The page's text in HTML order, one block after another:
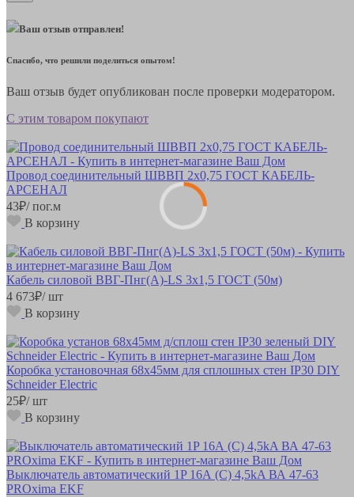
Ваш отзыв отправлен!
Спасибо, что решили поделиться опытом!
Ваш отзыв будет опубликован после проверки модератором.
С этим товаром покупают
Провод соединительный ШВВП 2х0,75 ГОСТ КАБЕЛЬ-
АРСЕНАЛ
43₽/ пог.м
В корзину
Кабель силовой ВВГ-Пнг(А)-LS 3х1,5 ГОСТ (50м)
4 673₽/ шт
В корзину
Коробка установочная 68х45мм для сплошных стен IP30 DIY
Schneider Electric
25₽/ шт
В корзину
Выключатель автоматический 1P 16А (C) 4,5kA ВА 47-63
PROxima EKF